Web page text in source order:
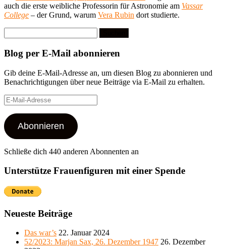
auch die erste weibliche Professorin für Astronomie am Vassar
College – der Grund, warum Vera Rubin dort studierte.
nach:
Blog per E-Mail abonnieren
Gib deine E-Mail-Adresse an, um diesen Blog zu abonnieren und
Benachrichtigungen über neue Beiträge via E-Mail zu erhalten.
E-
Mail-
Adresse
Abonnieren
Schließe dich 440 anderen Abonnenten an
Unterstütze Frauenfiguren mit einer Spende
Neueste Beiträge
Das war’s 22. Januar 2024
52/2023: Marjan Sax, 26. Dezember 1947 26. Dezember